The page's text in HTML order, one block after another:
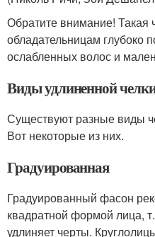
Обратите внимание! Такая
обладательницам глубоко
ослабленных волос и
Виды удлиненной
Существуют разные виды
Вот некоторые из них.
Градуированная
Градуированный фасон
квадратной формой лица,
удлиняет черты.